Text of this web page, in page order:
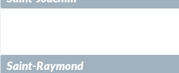
Saint-Raymond